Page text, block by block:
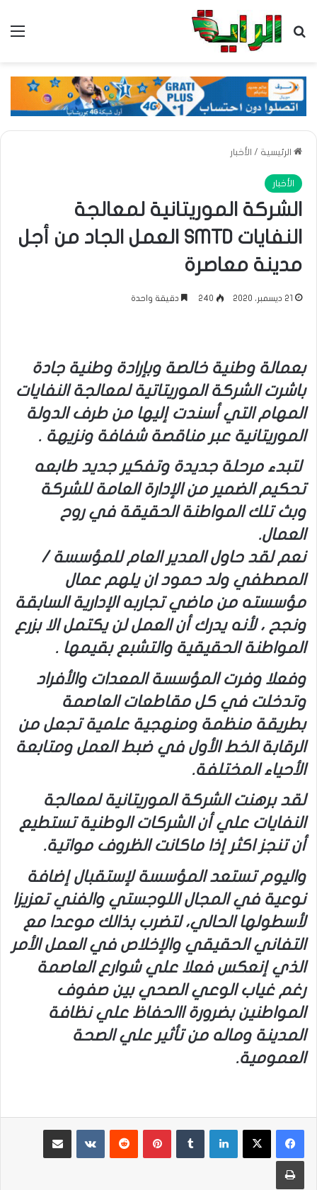
بحث عن
الرئيسية / الأخبار
الأخبار
الشركة الموريتانية لمعالجة
النفايات SMTD العمل الجاد من أجل
مدينة معاصرة
21 ديسمبر، 2020 240 دقيقة واحدة
بعمالة وطنية خالصة وبإرادة وطنية جادة
باشرت الشركة الموريتاتية لمعالجة النفايات
المهام التي أسندت إليها من طرف الدولة
الموريتانية عبر مناقصة شفافة ونزيهة .
لتبدء مرحلة جديدة وتفكير جديد طابعه
تحكيم الضمير من الإدارة العامة للشركة
وبث تلك المواطنة الحقيقة في روح
العمال.
نعم لقد حاول المدير العام للمؤسسة /
المصطفي ولد حمود ان يلهم عمال
مؤسسته من ماضي تجاربه الإدارية السابقة
ونجح ، لأنه يدرك أن العمل لن يكتمل الا بزرع
المواطنة الحقيقية والتشبع بقيمها .
وفعلا وفرت المؤسسة المعدات والأفراد
وتدخلت في كل مقاطعات العاصمة
بطريقة منظمة ومنهجية علمية تجعل من
الرقابة الخط الأول في ضبط العمل ومتابعة
الأحياء المختلفة.
لقد برهنت الشركة الموريتانية لمعالجة
النفايات علي أن الشركات الوطنية تستطيع
أن تنجز اكثر إذا ماكانت الظروف مواتية.
واليوم تستعد المؤسسة لإستقبال إضافة
نوعية في المجال اللوجستي والفني تعزيزا
لأسطولها الحالي، لتضرب بذالك موعدا مع
التفاني الحقيقي والإخلاص في العمل الأمر
الذي إنعكس فعلا علي شوارع العاصمة
رغم غياب الوعي الصحي بين صفوف
المواطنين بضرورة االحفاظ علي نظافة
المدينة وماله من تأثير علي الصحة
العمومية.
لينكدإن بينتيريست مشاركة عبر البريد
طباعة